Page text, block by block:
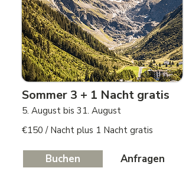
Sommer 3 + 1 Nacht gratis
5. August bis 31. August
€150 / Nacht plus 1 Nacht gratis
Buchen Anfragen